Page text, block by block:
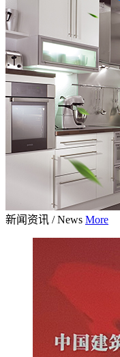
新闻资讯 / News More